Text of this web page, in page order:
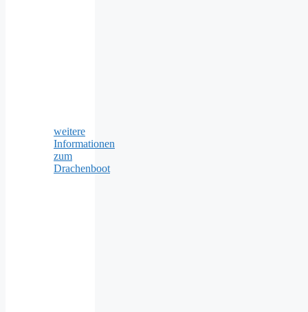
weitere
Informationen
zum
Drachenboot